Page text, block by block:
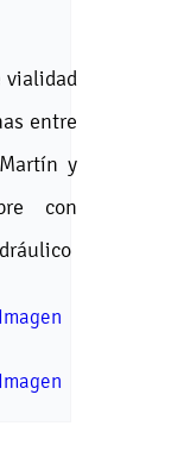
vialidad
entre
y
con